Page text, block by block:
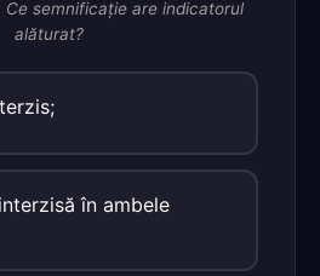
semnificaţie are indicatorul
alăturat?
în ambele